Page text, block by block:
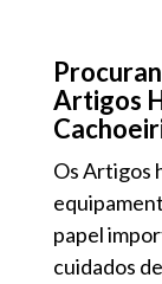
Artigos
Os Artigos
papel
cuidados